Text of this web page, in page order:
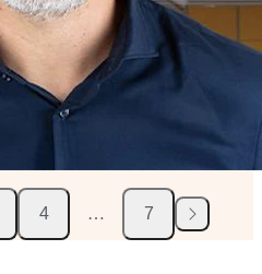
4 … 7